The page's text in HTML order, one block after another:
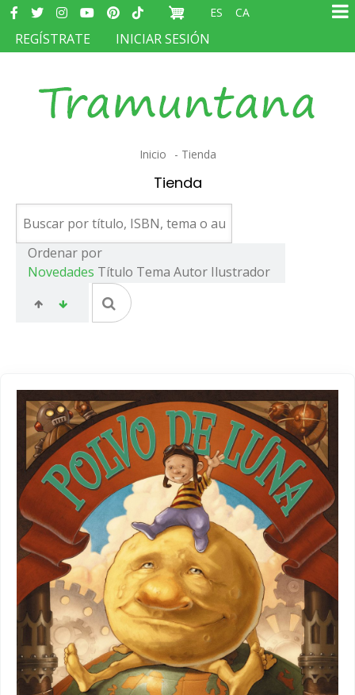
Pasar
contenido
Redes
sociales
ES CA
MENÚ
DEL
D'USUARI
REGÍSTRATE INICIAR SESIÓN
Sobrescribir
de
ayuda
a
la
navegación
Inicio Tienda
Tienda
Ordenar por
Novedades Título Tema Autor Ilustrador